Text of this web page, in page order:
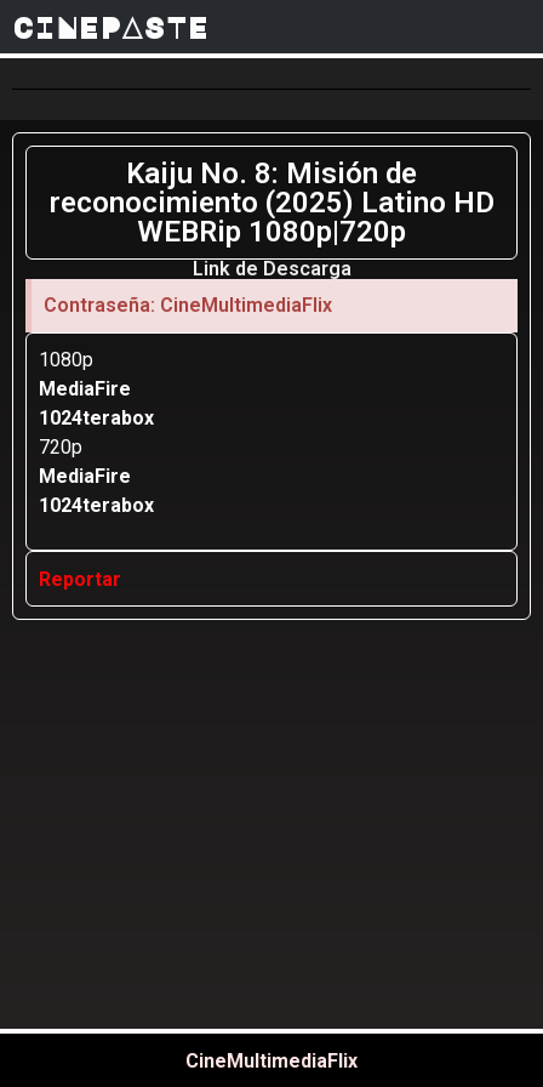
CINEPASTE
Kaiju No. 8: Misión de
reconocimiento (2025) Latino HD
WEBRip 1080p|720p
Link de Descarga
Contraseña: CineMultimediaFlix
1080p
MediaFire
1024terabox
720p
MediaFire
1024terabox
Reportar
CineMultimediaFlix